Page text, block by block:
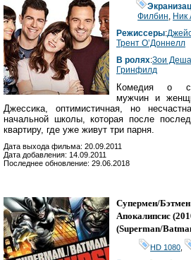
Филбин Ник
Режиссеры:
Трент О’Доннелл
В ролях:Зои
Гринфилд
Комедия о
мужчин и
Джессика, оптимистичная, но
начальной школы, которая после
квартиру, где уже живут три парня.
Дата выхода фильма: 20.09.2011
Дата добавления: 14.09.2011
Последнее обновление: 29.06.2018
Супермен/
Апокалипсис
(Superman/
HD 1080